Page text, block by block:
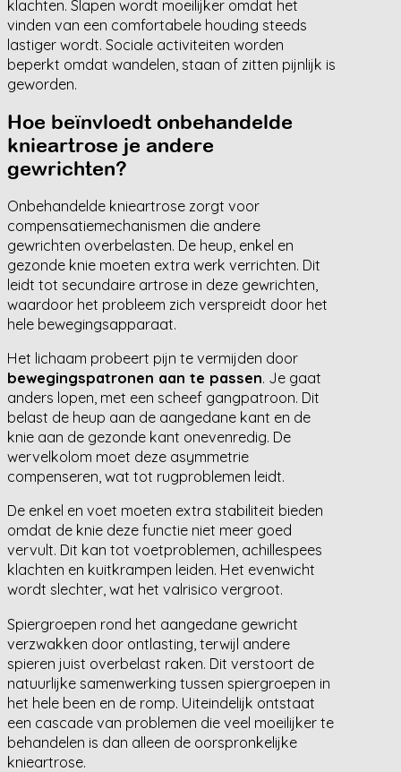
klachten. Slapen wordt moeilijker omdat het
vinden van een comfortabele houding steeds
lastiger wordt. Sociale activiteiten worden
beperkt omdat wandelen, staan of zitten pijnlijk is
geworden.
Hoe beïnvloedt onbehandelde
knieartrose je andere
gewrichten?
Onbehandelde knieartrose zorgt voor
compensatiemechanismen die andere
gewrichten overbelasten. De heup, enkel en
gezonde knie moeten extra werk verrichten. Dit
leidt tot secundaire artrose in deze gewrichten,
waardoor het probleem zich verspreidt door het
hele bewegingsapparaat.
Het lichaam probeert pijn te vermijden door
bewegingspatronen aan te passen. Je gaat
anders lopen, met een scheef gangpatroon. Dit
belast de heup aan de aangedane kant en de
knie aan de gezonde kant onevenredig. De
wervelkolom moet deze asymmetrie
compenseren, wat tot rugproblemen leidt.
De enkel en voet moeten extra stabiliteit bieden
omdat de knie deze functie niet meer goed
vervult. Dit kan tot voetproblemen, achillespees
klachten en kuitkrampen leiden. Het evenwicht
wordt slechter, wat het valrisico vergroot.
Spiergroepen rond het aangedane gewricht
verzwakken door ontlasting, terwijl andere
spieren juist overbelast raken. Dit verstoort de
natuurlijke samenwerking tussen spiergroepen in
het hele been en de romp. Uiteindelijk ontstaat
een cascade van problemen die veel moeilijker te
behandelen is dan alleen de oorspronkelijke
knieartrose.